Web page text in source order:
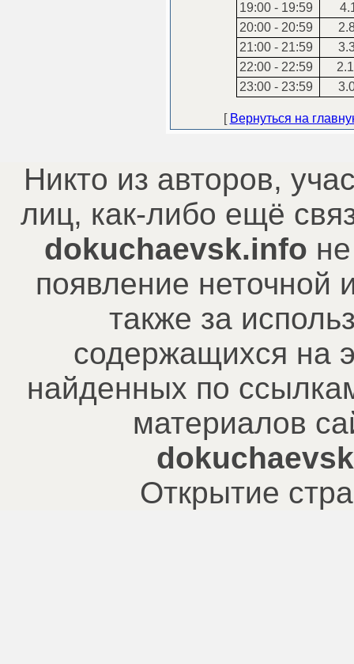
19:00 - 19:59
20:00 - 20:59
21:00 - 21:59
22:00 - 22:59
23:00 - 23:59
[ Вернуться на
Никто из авторов,
лиц, как-либо ещё
dokuchaevsk.info
появление
также за
содержащихся на
найденных по
материалов
Открытие